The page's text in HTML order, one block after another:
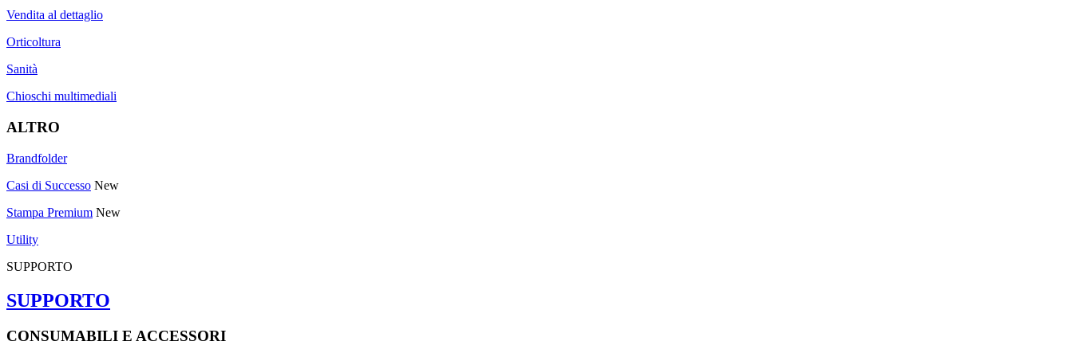
Vendita al dettaglio
Orticoltura
Sanità
Chioschi multimediali
ALTRO
Brandfolder
Casi di Successo New
Stampa Premium New
Utility
SUPPORTO
SUPPORTO
CONSUMABILI E ACCESSORI